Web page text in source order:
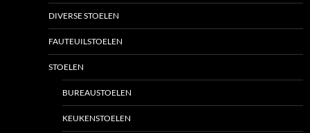
DIVERSE STOELEN
FAUTEUILSTOELEN
STOELEN
BUREAUSTOELEN
KEUKENSTOELEN